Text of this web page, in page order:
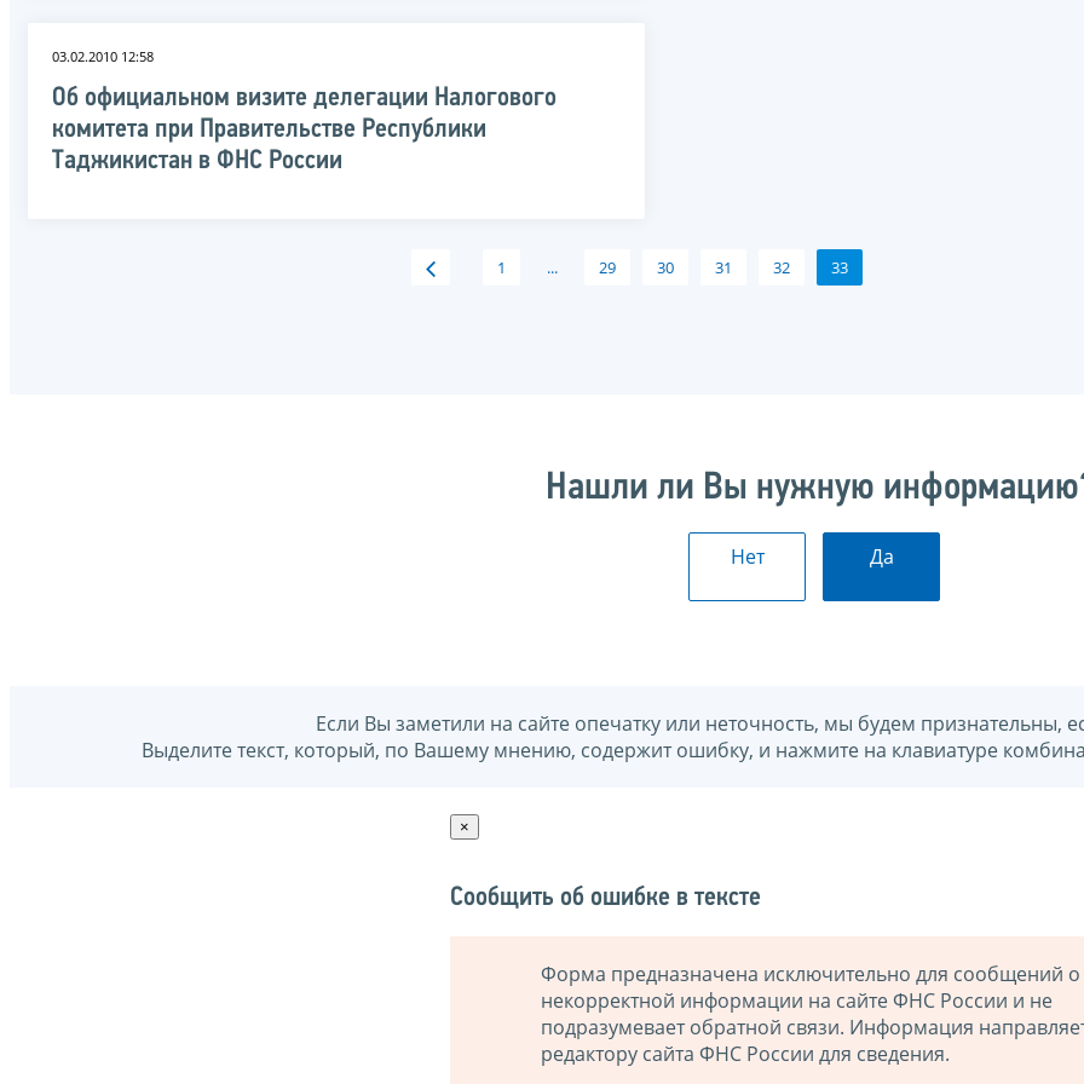
03.02.2010 12:58
Об официальном визите делегации Налогового
комитета при Правительстве Республики
Таджикистан в ФНС России
1 ... 29 30 31 32 33
Нашли ли Вы нужную
Нет Да
Если Вы заметили на сайте опечатку или неточность, мы будем признательны,
Выделите текст, который, по Вашему мнению, содержит ошибку, и нажмите на клавиатуре
×
Сообщить об ошибке в тексте
Форма предназначена исключительно для сообщений о
некорректной информации на сайте ФНС России и не
подразумевает обратной связи. Информация
редактору сайта ФНС России для сведения.